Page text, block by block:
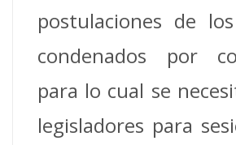
postulaciones de
condenados por
para lo cual se
legisladores para